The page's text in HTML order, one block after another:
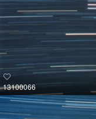
13100066